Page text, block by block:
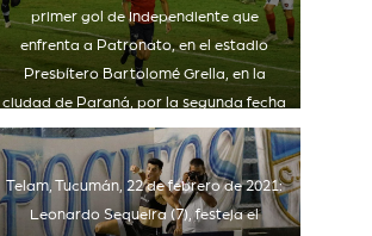
primer gol de Independiente que
enfrenta a Patronato, en el estadio
Presbítero Bartolomé Grella, en la
ciudad de Paraná, por la segunda fecha
de la zona B de la Copa de la Liga
Profesional. Foto: Hernán
Saravia/cf/Telam
Telam, Tucumán, 22 de febrero de 2021:
Leonardo Sequeira (7), festeja el